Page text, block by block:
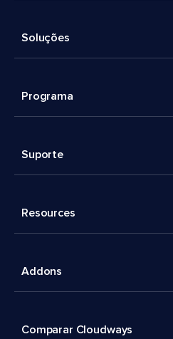
Soluções
Programa
Suporte
Resources
Addons
Comparar Cloudways